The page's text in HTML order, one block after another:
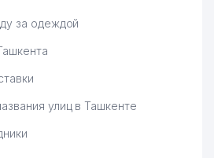
за одеждой
улиц в Ташкенте